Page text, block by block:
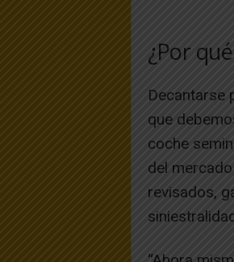
¿Por
Decantarse
que
coche
del
revisados,